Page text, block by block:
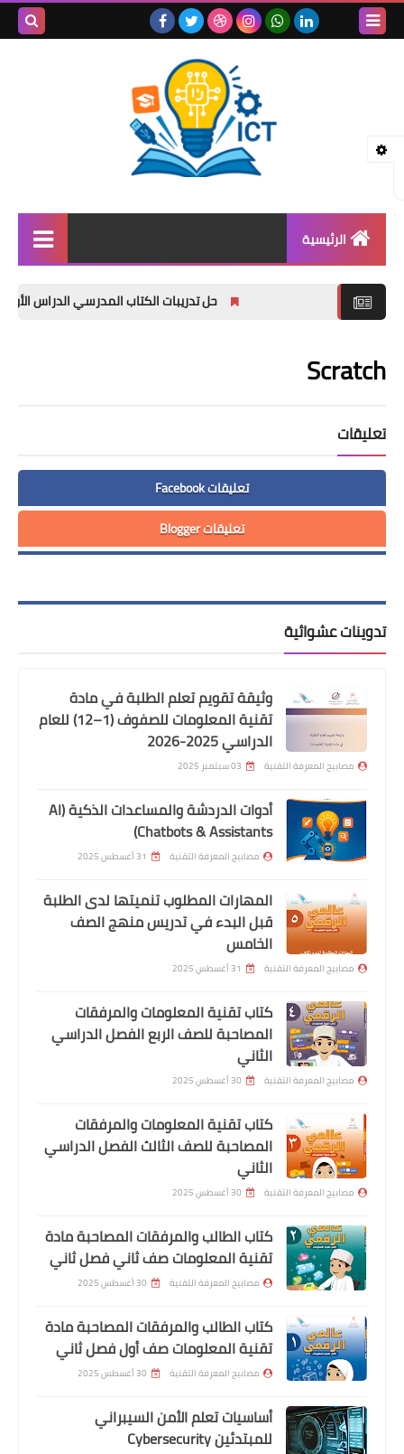
الرئيسية
Office
منوعات
حل تدريبات الكتاب المدرسي الدراس الأول (
Scratch
تعليقات
تعليقات Facebook
تعليقات Blogger
تدوينات عشوائية
وثيقة تقويم تعلم الطلبة في مادة
تقنية المعلومات للصفوف (1–12) للعام
الدراسي 2025-2026
مصابيح المعرفة التقنية 03 سبتمبر 2025
أدوات الدردشة والمساعدات الذكية (AI
Chatbots & Assistants)
مصابيح المعرفة التقنية 31 أغسطس 2025
المهارات المطلوب تنميتها لدى الطلبة
قبل البدء في تدريس منهج الصف
الخامس
مصابيح المعرفة التقنية 31 أغسطس 2025
كتاب تقنية المعلومات والمرفقات
المصاحبة للصف الربع الفصل الدراسي
الثاني
مصابيح المعرفة التقنية 30 أغسطس 2025
كتاب تقنية المعلومات والمرفقات
المصاحبة للصف الثالث الفصل الدراسي
الثاني
مصابيح المعرفة التقنية 30 أغسطس 2025
كتاب الطالب والمرفقات المصاحبة مادة
تقنية المعلومات صف ثاني فصل ثاني
مصابيح المعرفة التقنية 30 أغسطس 2025
كتاب الطالب والمرفقات المصاحبة مادة
تقنية المعلومات صف أول فصل ثاني
مصابيح المعرفة التقنية 30 أغسطس 2025
أساسيات تعلم الأمن السيبراني
للمبتدئين Cybersecurity